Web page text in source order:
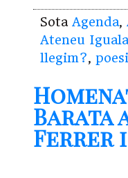
Sota Agenda,
Ateneu
llegim?,
Barata
Ferrer i